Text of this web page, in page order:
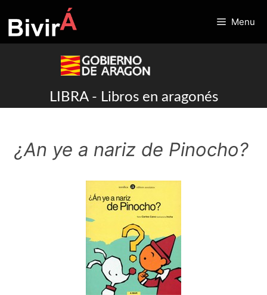
to
content
Menu
LIBRA - Libros en aragonés
¿An ye a nariz de Pinocho?